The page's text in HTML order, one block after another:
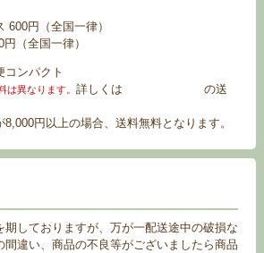
600円（全国一律）
（全国一律）
コンパクト
異なります。 詳しくは
の送
円以上の場合、送料無料となります。
期しておりますが、万が一配送途中の破損な
間違い、商品の不良等がございましたら商品